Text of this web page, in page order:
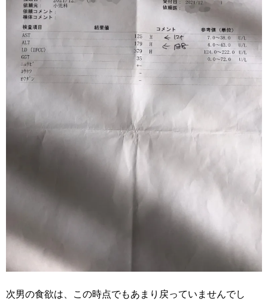
次男の食欲は、この時点でもあまり戻っていませんでし